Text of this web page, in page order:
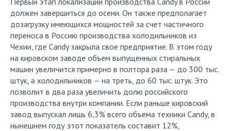
должен завершиться до осени. Он также предполагает
дозагрузку имеющихся мощностей за счет частичного
переноса в Россию производства холодильников из
Чехии, где Candy закрыла свое предприятие. В этом году
на кировском заводе объем выпущенных стиральных
машин увеличится примерно в полтора раза — до 300 тыс.
штук, а холодильников — на треть, до 60 тыс. штук. Это
позволит в два раза увеличить долю российского
производства внутри компании. Если раньше кировский
завод выпускал лишь 6,3% всего объема техники Candy, в
нынешнем году этот показатель составит 12%,